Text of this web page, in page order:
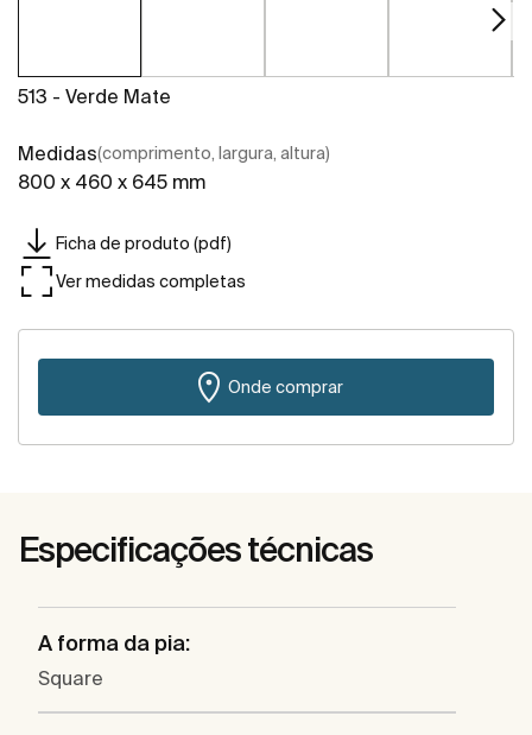
513 - Verde Mate
Medidas(comprimento, largura, altura)
800 x 460 x 645 mm
Ficha de produto (pdf)
Ver medidas completas
Onde comprar
Especificações técnicas
A forma da pia:
Square